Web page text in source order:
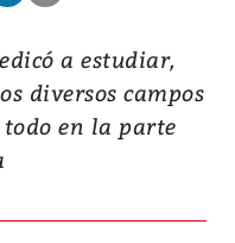
a estudiar,
diversos campos
todo en la parte